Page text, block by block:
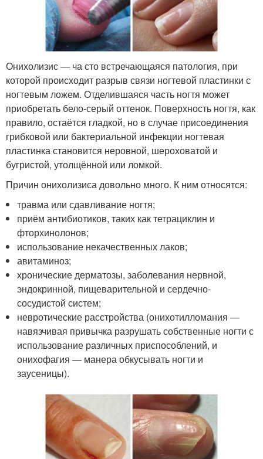
Онихолизис — ча сто встречающаяся патология, при
которой происходит разрыв связи ногтевой пластинки с
ногтевым ложем. Отделившаяся часть ногтя может
приобретать бело-серый оттенок. Поверхность ногтя, как
правило, остаётся гладкой, но в случае присоединения
грибковой или бактериальной инфекции ногтевая
пластинка становится неровной, шероховатой и
бугристой, утолщённой или ломкой.
Причин онихолизиса довольно много. К ним относятся:
травма или сдавливание ногтя;
приём антибиотиков, таких как тетрациклин и
фторхинолонов;
использование некачественных лаков;
авитаминоз;
хронические дерматозы, заболевания нервной,
эндокринной, пищеварительной и сердечно-
сосудистой систем;
невротические расстройства (онихотилломания —
навязчивая привычка разрушать собственные ногти с
использование различных приспособлений, и
онихофагия — манера обкусывать ногти и
заусеницы).